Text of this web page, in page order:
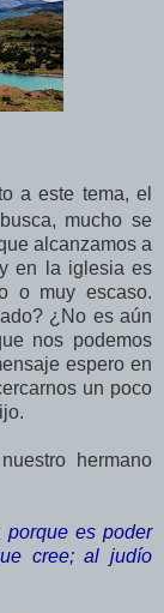
a este tema, el
mucho se
alcanzamos a
en la iglesia es
o muy escaso.
¿No es aún
nos podemos
espero en
un poco
hermano
porque es poder
cree; al judío